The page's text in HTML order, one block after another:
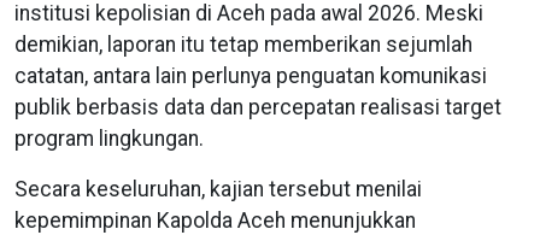
institusi kepolisian di Aceh pada awal 2026. Meski
demikian, laporan itu tetap memberikan sejumlah
catatan, antara lain perlunya penguatan komunikasi
publik berbasis data dan percepatan realisasi target
program lingkungan.
Secara keseluruhan, kajian tersebut menilai
kepemimpinan Kapolda Aceh menunjukkan